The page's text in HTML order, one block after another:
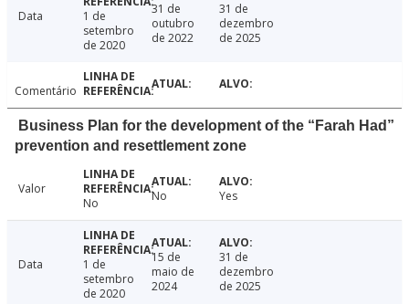
Data
1 de
setembro
de 2020
31 de
outubro
de 2022
31 de
dezembro
de 2025
Comentário
Business Plan for the development of the “Farah Had”
prevention and resettlement zone
Valor
No
No Yes
Data
1 de
setembro
de 2020
15 de
maio de
2024
31 de
dezembro
de 2025